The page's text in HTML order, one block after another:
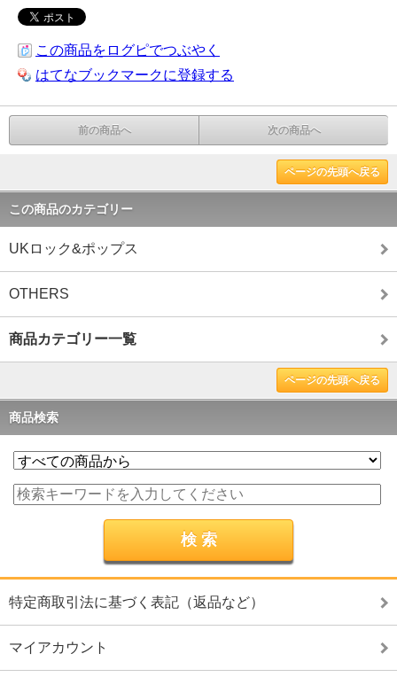
この商品をログピでつぶやく
はてなブックマークに登録する
前の商品へ 次の商品へ
ページの先頭へ戻る
この商品のカテゴリー
UKロック&ポップス
OTHERS
商品カテゴリー一覧
ページの先頭へ戻る
商品検索
特定商取引法に基づく表記（返品など）
マイアカウント